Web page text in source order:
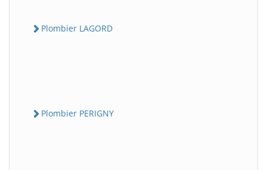
Plombier LAGORD
Plombier PERIGNY